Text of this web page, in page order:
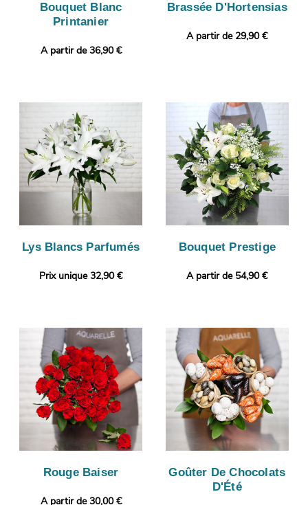
Bouquet Blanc
Printanier
A partir de 36,90 €
Brassée D'Hortensias
A partir de 29,90 €
Lys Blancs Parfumés
Prix unique 32,90 €
Bouquet Prestige
A partir de 54,90 €
Rouge Baiser
A partir de 30,00 €
Goûter De Chocolats
D'Été